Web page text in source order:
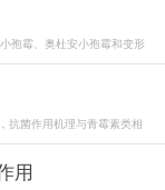
孢霉、奥杜安小孢霉和变形
抗菌作用机理与青霉素类相
用